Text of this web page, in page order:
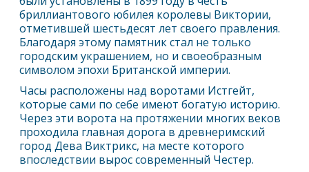
бриллиантового юбилея королевы Виктории,
отметившей шестьдесят лет своего правления.
Благодаря этому памятник стал не только
городским украшением, но и своеобразным
символом эпохи Британской империи.
Часы расположены над воротами Истгейт,
которые сами по себе имеют богатую историю.
Через эти ворота на протяжении многих веков
проходила главная дорога в древнеримский
город Дева Виктрикс, на месте которого
впоследствии вырос современный Честер.